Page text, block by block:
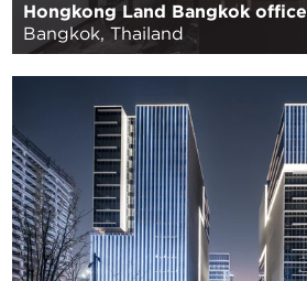
Hongkong Land Bangkok office
Bangkok, Thailand